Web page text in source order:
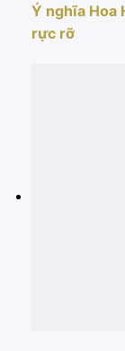
Ý nghĩa Hoa
rực rỡ